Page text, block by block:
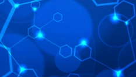
to main content